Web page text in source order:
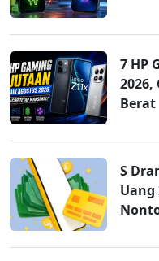
7 HP
Berat
S
Uang